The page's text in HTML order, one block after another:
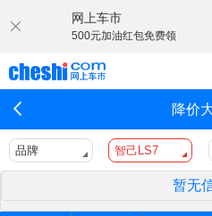
网上车市
500元加油红包免费领
降价
品牌 智己LS7
暂无